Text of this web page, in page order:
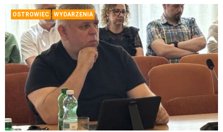
OSTROWIEC WYDARZENIA